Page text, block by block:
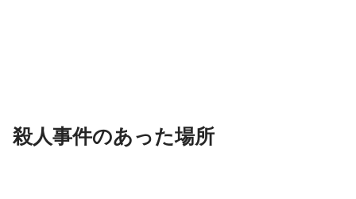
殺人事件のあった場所